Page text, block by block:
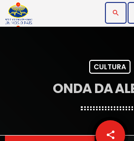
search
CULTURA
ONDA DA
share
email